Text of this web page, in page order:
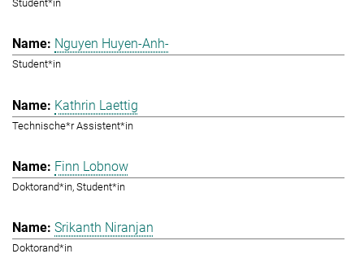
Student*in
Nguyen Huyen-Anh-
Student*in
Kathrin Laettig
Technische*r Assistent*in
Finn Lobnow
Doktorand*in, Student*in
Srikanth Niranjan
Doktorand*in